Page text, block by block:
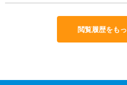
閲覧履歴をも